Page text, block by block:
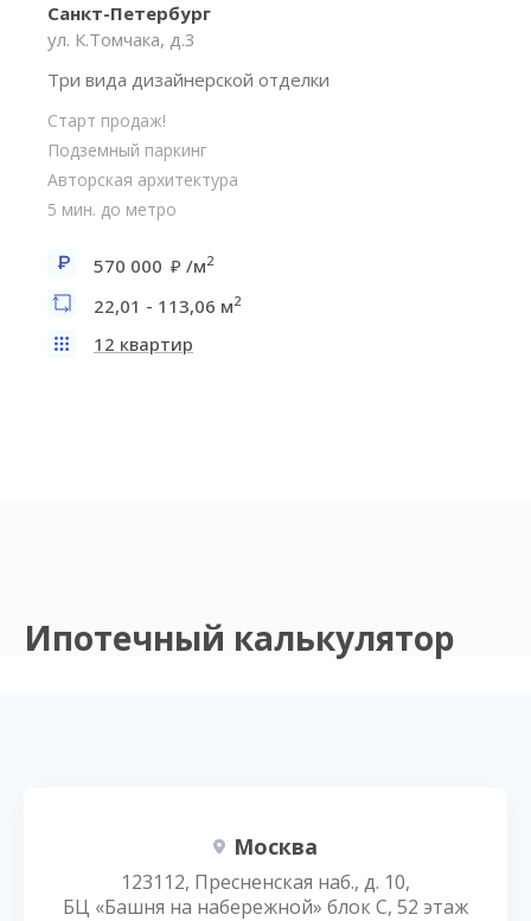
Санкт-Петербург
ул. К.Томчака, д.3
Три вида дизайнерской отделки
Старт продаж!
Подземный паркинг
Авторская архитектура
5 мин. до метро
570 000 /м2
22,01 - 113,06 м2
12 квартир
Ипотечный калькулятор
Москва
123112, Пресненская наб., д. 10,
БЦ «Башня на набережной» блок С, 52 этаж